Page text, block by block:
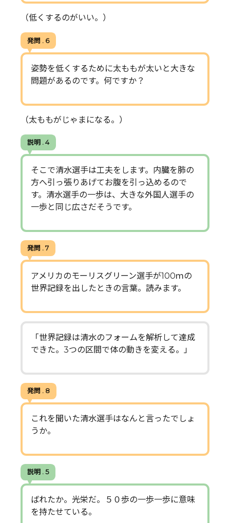
（低くするのがいい。）
発問 . 6
姿勢を低くするために太ももが太いと大きな
問題があるのです。何ですか？
（太ももがじゃまになる。）
説明 . 4
そこで清水選手は工夫をします。内臓を肺の
方へ引っ張りあげてお腹を引っ込めるので
す。清水選手の一歩は、大きな外国人選手の
一歩と同じ広さだそうです。
発問 . 7
アメリカのモーリスグリーン選手が100ｍの
世界記録を出したときの言葉。読みます。
「世界記録は清水のフォームを解析して達成
できた。3つの区間で体の動きを変える。」
発問 . 8
これを聞いた清水選手はなんと言ったでしょ
うか。
説明 . 5
ばれたか。光栄だ。５０歩の一歩一歩に意味
を持たせている。